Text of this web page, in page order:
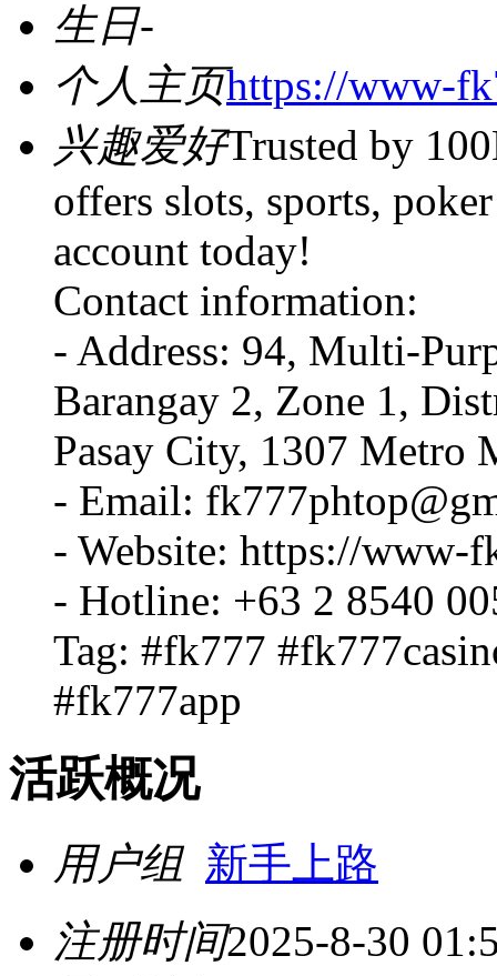
生日-
个人主页https://www-
兴趣爱好Trusted by
offers slots, sports,
account today!
Contact information:
- Address: 94, Multi-
Barangay 2, Zone 1,
Pasay City, 1307 Metro
- Email:
- Website: https://www-
- Hotline: +63 2 8540
Tag: #fk777
#fk777app
活跃概况
用户组 新手上路
注册时间2025-8-30